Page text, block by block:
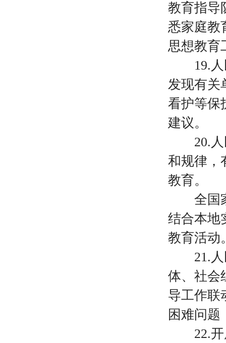
教育指导
悉家庭教
思想教育
19.
发现有关
看护等保
建议。
20.
和规律，
教育。
全国家
结合本地
教育活动
21.
体、社会
导工作联
困难问题
22.